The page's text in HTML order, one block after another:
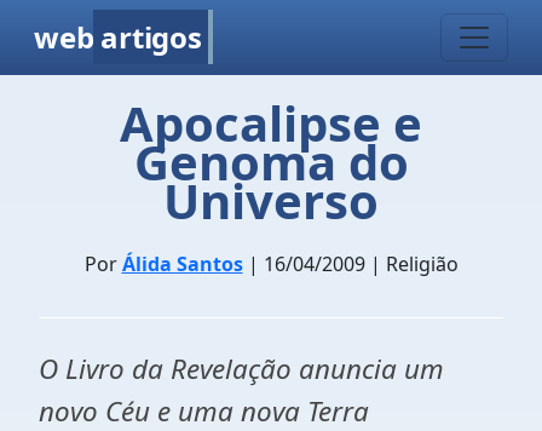
web artigos
Apocalipse e
Genoma do
Universo
PorÁlida Santos| 16/04/2009 | Religião
O Livro da Revelação anuncia um
novo Céu e uma nova Terra